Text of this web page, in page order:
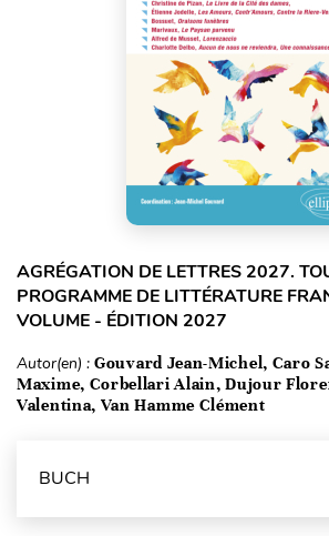
AGRÉGATION DE LETTRES 2027.
PROGRAMME DE LITTÉRATURE
VOLUME - ÉDITION 2027
Autor(en) : Gouvard Jean-Michel, Caro
Maxime, Corbellari Alain, Dujour
Valentina, Van Hamme Clément
BUCH